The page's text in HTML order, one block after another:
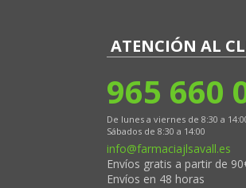
ATENCIÓN AL
965 660
De lunes a viernes de 8:30 a
Sábados de 8:30 a 14:00
info@farmaciajlsavall.es
Envíos gratis a partir de
Envíos en 48 horas